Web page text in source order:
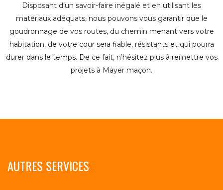
Disposant d’un savoir-faire inégalé et en utilisant les
matériaux adéquats, nous pouvons vous garantir que le
goudronnage de vos routes, du chemin menant vers votre
habitation, de votre cour sera fiable, résistants et qui pourra
durer dans le temps. De ce fait, n’hésitez plus à remettre vos
projets à Mayer maçon.
AUTRES SERVICES